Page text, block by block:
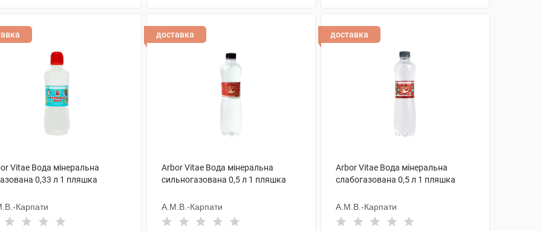
Vitae Вода мінеральна
0,33 л 1 пляшка
Карпати
доставка
Arbor Vitae Вода мінеральна
сильногазована 0,5 л 1 пляшка
А.М.В.-Карпати
доставка
Arbor Vitae Вода мінеральна
слабогазована 0,5 л 1 пляшка
А.М.В.-Карпати